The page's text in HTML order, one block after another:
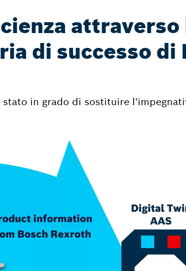
attraverso
di successo di
stato in grado di sostituire